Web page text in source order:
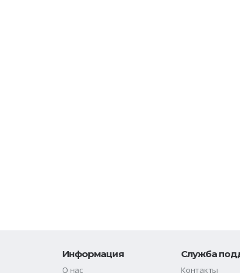
Информация
О нас
Служба
Контакты